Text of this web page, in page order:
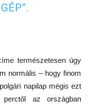
természetesen úgy
normális – hogy finom
napilap mégis ezt
az országban